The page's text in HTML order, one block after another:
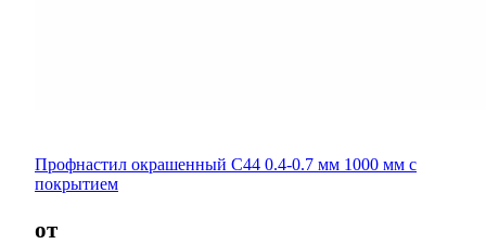
Профнастил окрашенный С44 0.4-0.7 мм 1000 мм с
покрытием
от